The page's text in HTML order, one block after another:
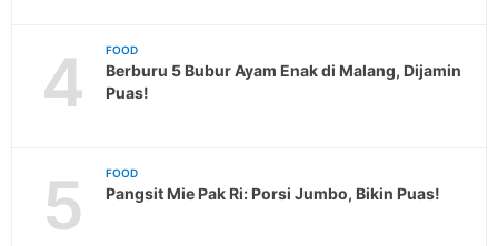
4 FOOD
Berburu 5 Bubur Ayam Enak di Malang, Dijamin
Puas!
5 FOOD
Pangsit Mie Pak Ri: Porsi Jumbo, Bikin Puas!